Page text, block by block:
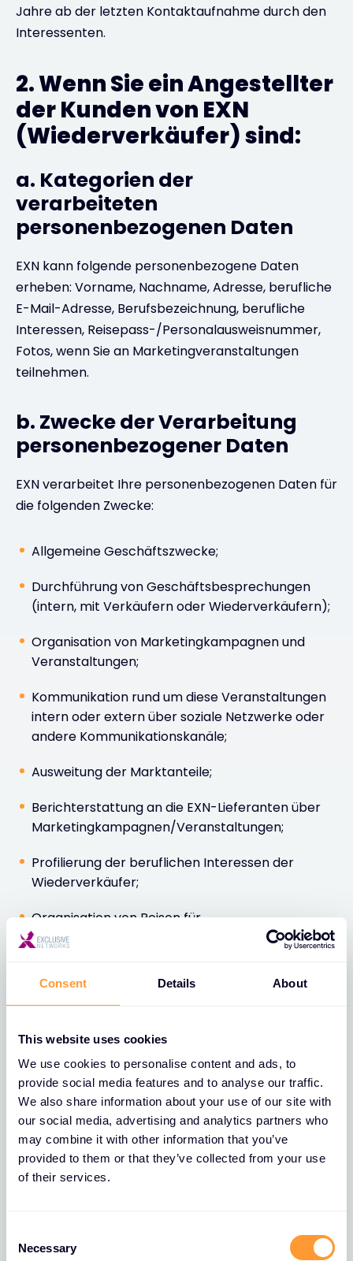
Consent Details About
This website uses cookies
We use cookies to personalise content and ads, to
provide social media features and to analyse our traffic.
We also share information about your use of our site with
our social media, advertising and analytics partners who
may combine it with other information that you’ve
provided to them or that they’ve collected from your use
of their services.
Necessary
Jahre ab der letzten Kontaktaufnahme durch den
Interessenten.
2. Wenn Sie ein Angestellter
der Kunden von EXN
(Wiederverkäufer) sind:
a. Kategorien der
verarbeiteten
personenbezogenen Daten
EXN kann folgende personenbezogene Daten
erheben: Vorname, Nachname, Adresse, berufliche
E-Mail-Adresse, Berufsbezeichnung, berufliche
Interessen, Reisepass-/Personalausweisnummer,
Fotos, wenn Sie an Marketingveranstaltungen
teilnehmen.
b. Zwecke der Verarbeitung
personenbezogener Daten
EXN verarbeitet Ihre personenbezogenen Daten für
die folgenden Zwecke:
Allgemeine Geschäftszwecke;
Durchführung von Geschäftsbesprechungen
(intern, mit Verkäufern oder Wiederverkäufern);
Organisation von Marketingkampagnen und
Veranstaltungen;
Kommunikation rund um diese Veranstaltungen
intern oder extern über soziale Netzwerke oder
andere Kommunikationskanäle;
Ausweitung der Marktanteile;
Berichterstattung an die EXN-Lieferanten über
Marketingkampagnen/Veranstaltungen;
Profilierung der beruflichen Interessen der
Wiederverkäufer;
Organisation von Reisen für
Marketingveranstaltungen;
Koordination von Sendungen;
(Unterstützung, Schulung, Installation, Wartung...);
Einhaltung der Exportkontrollvorschriften;
Einhaltung der Anti-Korruptionsgesetze;
Einziehung von Zahlungen.
Datenverarbeitungsvorgänge